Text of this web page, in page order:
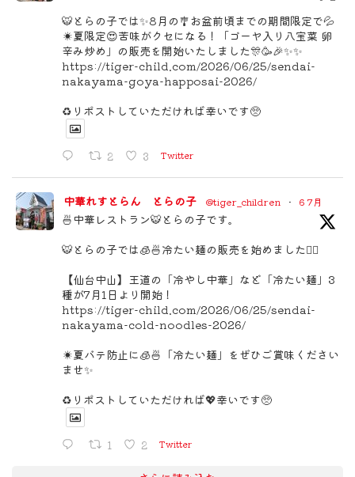
🐯とらの子では✨8月の🎐お盆前頃までの期間限定で💦
☀️夏限定😍苦味がクセになる！「ゴーヤ入り八宝菜 卵
辛み炒め」の販売を開始いたしました🎊🥳🎉✨✨
https://tiger-child.com/2026/06/25/sendai-
nakayama-goya-happosai-2026/
♻️リポストしていただければ幸いです🥺
2 3 Twitter
中華れすとらん とらの子 @tiger_children · 6 7月
🍜中華レストラン🐯とらの子です。
🐯とらの子では🧊🍜冷たい麺の販売を始めました🙇‍♀️
【仙台中山】王道の「冷やし中華」など「冷たい麺」3
種が7月1日より開始！
https://tiger-child.com/2026/06/25/sendai-
nakayama-cold-noodles-2026/
☀️夏バテ防止に🧊🍜「冷たい麺」をぜひご賞味ください
ませ✨
♻️リポストしていただければ💖幸いです🥺
1 2 Twitter